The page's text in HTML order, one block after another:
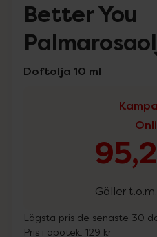
Better You
Doftolja 10 ml
Gäller
Lägsta pris de senaste 30
Pris i apotek: 129 kr